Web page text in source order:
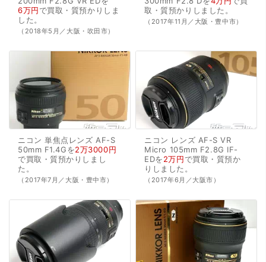
6万円で買取・質預かり しま
した。
（2018年5月／大阪・吹田市）
取・質預かり しました。
（2017年11月／大阪・豊中市）
ニコン 単焦点レンズ AF-S
50mm F1.4Gを2万3000円
で買取・質預かり しまし
た。
（2017年7月／大阪・豊中市）
ニコン レンズ AF-S VR
Micro 105mm F2.8G IF-
EDを2万円で買取・質預か
り しました。
（2017年6月／大阪市）